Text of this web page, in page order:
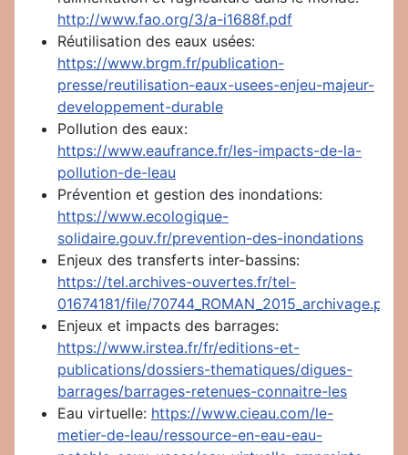
http://www.fao.org/3/a-i1688f.pdf
Réutilisation des eaux usées:
https://www.brgm.fr/publication-
presse/reutilisation-eaux-usees-enjeu-majeur-
developpement-durable
Pollution des eaux:
https://www.eaufrance.fr/les-impacts-de-la-
pollution-de-leau
Prévention et gestion des inondations:
https://www.ecologique-
solidaire.gouv.fr/prevention-des-inondations
Enjeux des transferts inter-bassins:
https://tel.archives-ouvertes.fr/tel-
01674181/file/70744_ROMAN_2015_archivage.pdf
Enjeux et impacts des barrages:
https://www.irstea.fr/fr/editions-et-
publications/dossiers-thematiques/digues-
barrages/barrages-retenues-connaitre-les
Eau virtuelle: https://www.cieau.com/le-
metier-de-leau/ressource-en-eau-eau-